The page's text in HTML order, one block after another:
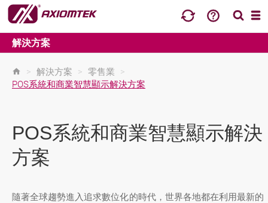
解決方案
> 解決方案 > 零售業
>
POS系統和商業智慧顯示解決方案
POS系統和商業智慧顯示解決
方案
隨著全球趨勢進入追求數位化的時代，世界各地都在利用最新的